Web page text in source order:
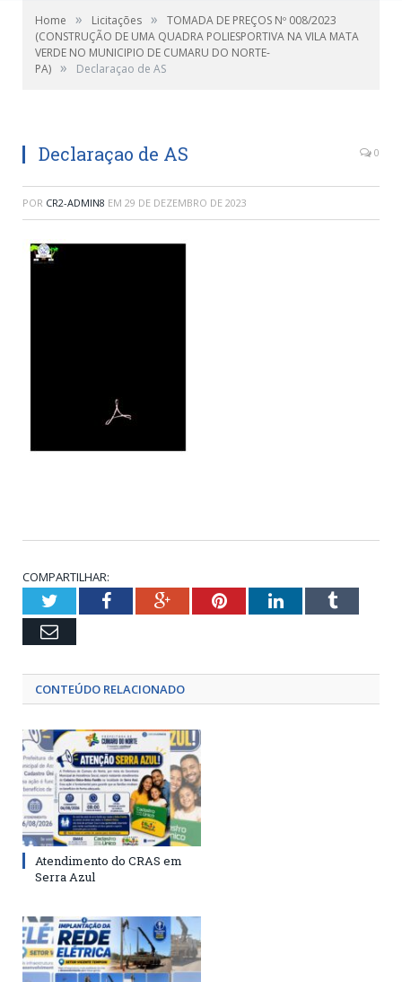
Home » Licitações »
TOMADA DE PREÇOS Nº 008/2023
(CONSTRUÇÃO DE UMA QUADRA POLIESPORTIVA NA VILA MATA
VERDE NO MUNICIPIO DE CUMARU DO NORTE-
PA) » Declaraçao de AS
Declaraçao de AS 0
POR CR2-ADMIN8 EM 29 DE DEZEMBRO DE 2023
COMPARTILHAR:
TwitterFacebookGoogle+PinterestLinkedInTumblr
Email
CONTEÚDO RELACIONADO
Atendimento do CRAS em
Serra Azul